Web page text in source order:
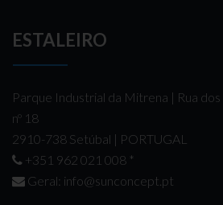
ESTALEIRO
Parque Industrial da Mitrena | Rua dos
nº 18
2910-738 Setúbal | PORTUGAL
+351 962 021 008 *
Geral: info@sunconcept.pt